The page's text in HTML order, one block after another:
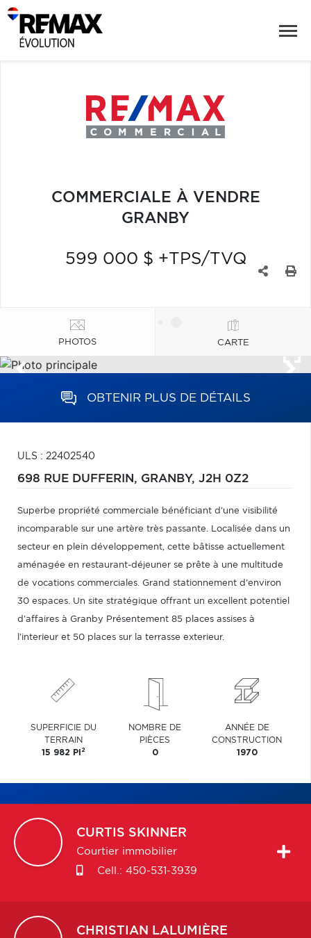
COMMERCIALE À VENDRE
GRANBY
599 000 $ +TPS/TVQ
PHOTOS CARTE
OBTENIR PLUS DE DÉTAILS
ULS : 22402540
698 RUE DUFFERIN, GRANBY, J2H 0Z2
Superbe propriété commerciale bénéficiant d'une visibilité
incomparable sur une artère très passante. Localisée dans un
secteur en plein développement, cette bâtisse actuellement
aménagée en restaurant-déjeuner se prête à une multitude
de vocations commerciales. Grand stationnement d'environ
30 espaces. Un site stratégique offrant un excellent potentiel
d'affaires à Granby Présentement 85 places assises à
l'interieur et 50 places sur la terrasse exterieur.
SUPERFICIE DU
TERRAIN
15 982 PI 2
NOMBRE DE
PIÈCES
0
ANNÉE DE
CONSTRUCTION
1970
CURTIS SKINNER
Courtier immobilier
Cell.: 450-531-3939
CHRISTIAN LALUMIÈRE